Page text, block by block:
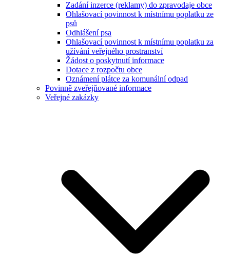
Zadání inzerce (reklamy) do zpravodaje obce
Ohlašovací povinnost k místnímu poplatku ze
psů
Odhlášení psa
Ohlašovací povinnost k místnímu poplatku za
užívání veřejného prostranství
Žádost o poskytnutí informace
Dotace z rozpočtu obce
Oznámení plátce za komunální odpad
Povinně zveřejňované informace
Veřejné zakázky